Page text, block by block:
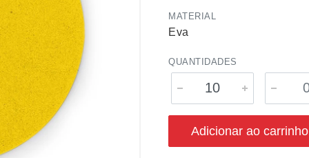
MATERIAL
Eva
QUANTIDADES
Adicionar ao carrinho